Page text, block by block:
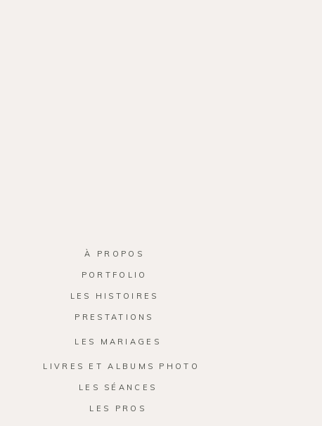
À PROPOS
PORTFOLIO
LES HISTOIRES
PRESTATIONS
LES MARIAGES
LIVRES ET ALBUMS PHOTO
LES SÉANCES
LES PROS